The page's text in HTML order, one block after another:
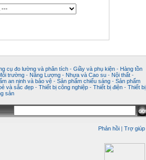
cụ đo lường và phân tích - Giầy và phụ kiện - Hàng tồn
trường - Năng Lượng - Nhựa và Cao su - Nội thất -
an ninh và bảo vệ - Sản phẩm chiếu sáng - Sản phẩm
và sắc đẹp - Thiết bị công nghiệp - Thiết bị điện - Thiết bị
sản
Phản hồi
Trợ giúp